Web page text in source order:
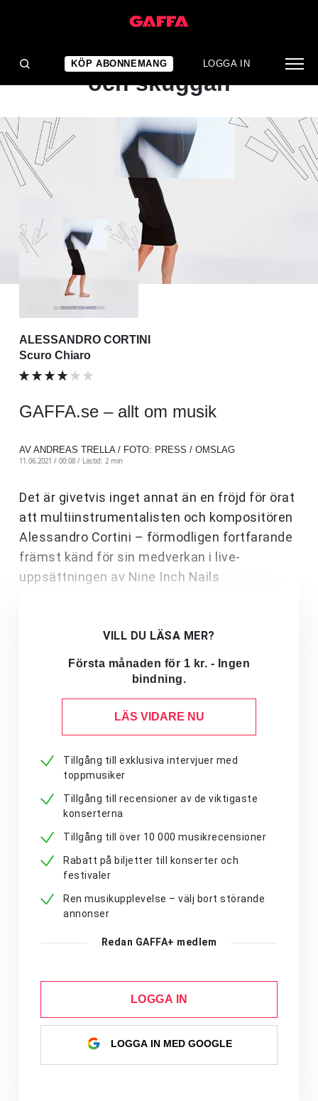
KÖP ABONNEMANG LOGGA IN
ALBUMRECENSION
Ambiensen mellan ljuset
och skuggan
ALESSANDRO CORTINI
Scuro Chiaro
GAFFA.se – allt om musik
AV ANDREAS TRELLA / FOTO: PRESS / OMSLAG
11.06.2021 / 00:08 / Lästid: 2 min
Det är givetvis inget annat än en fröjd för örat
att multiinstrumentalisten och kompositören
Alessandro Cortini – förmodligen fortfarande
främst känd för sin medverkan i live-
uppsättningen av Nine Inch Nails
VILL DU LÄSA MER?
Första månaden för 1 kr. - Ingen
bindning.
LÄS VIDARE NU
Tillgång till exklusiva intervjuer med
toppmusiker
Tillgång till recensioner av de viktigaste
konserterna
Tillgång till över 10 000 musikrecensioner
Rabatt på biljetter till konserter och
festivaler
Ren musikupplevelse – välj bort störande
annonser
Redan GAFFA+ medlem
LOGGA IN
LOGGA IN MED GOOGLE